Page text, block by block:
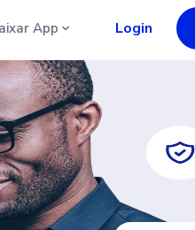
App Login